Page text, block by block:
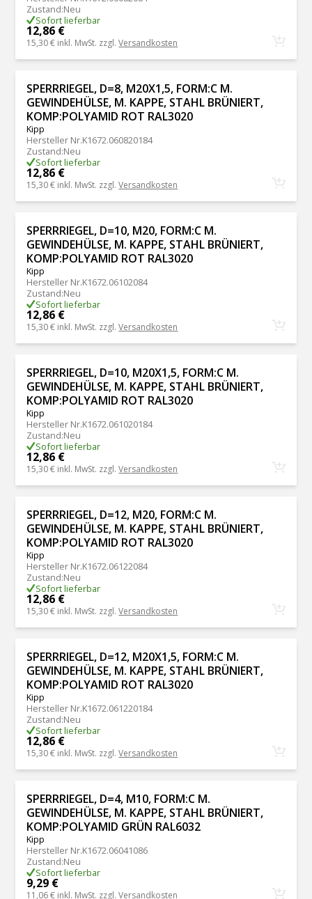
Zustand:Neu
Sofort lieferbar
12,86 €
15,30 € inkl. MwSt. zzgl.Versandkosten
SPERRRIEGEL, D=8, M20X1,5, FORM:C M.
GEWINDEHÜLSE, M. KAPPE, STAHL BRÜNIERT,
KOMP:POLYAMID ROT RAL3020
Kipp
Hersteller Nr.K1672.060820184
Zustand:Neu
Sofort lieferbar
12,86 €
15,30 € inkl. MwSt. zzgl.Versandkosten
SPERRRIEGEL, D=10, M20, FORM:C M.
GEWINDEHÜLSE, M. KAPPE, STAHL BRÜNIERT,
KOMP:POLYAMID ROT RAL3020
Kipp
Hersteller Nr.K1672.06102084
Zustand:Neu
Sofort lieferbar
12,86 €
15,30 € inkl. MwSt. zzgl.Versandkosten
SPERRRIEGEL, D=10, M20X1,5, FORM:C M.
GEWINDEHÜLSE, M. KAPPE, STAHL BRÜNIERT,
KOMP:POLYAMID ROT RAL3020
Kipp
Hersteller Nr.K1672.061020184
Zustand:Neu
Sofort lieferbar
12,86 €
15,30 € inkl. MwSt. zzgl.Versandkosten
SPERRRIEGEL, D=12, M20, FORM:C M.
GEWINDEHÜLSE, M. KAPPE, STAHL BRÜNIERT,
KOMP:POLYAMID ROT RAL3020
Kipp
Hersteller Nr.K1672.06122084
Zustand:Neu
Sofort lieferbar
12,86 €
15,30 € inkl. MwSt. zzgl.Versandkosten
SPERRRIEGEL, D=12, M20X1,5, FORM:C M.
GEWINDEHÜLSE, M. KAPPE, STAHL BRÜNIERT,
KOMP:POLYAMID ROT RAL3020
Kipp
Hersteller Nr.K1672.061220184
Zustand:Neu
Sofort lieferbar
12,86 €
15,30 € inkl. MwSt. zzgl.Versandkosten
SPERRRIEGEL, D=4, M10, FORM:C M.
GEWINDEHÜLSE, M. KAPPE, STAHL BRÜNIERT,
KOMP:POLYAMID GRÜN RAL6032
Kipp
Hersteller Nr.K1672.06041086
Zustand:Neu
Sofort lieferbar
9,29 €
11,06 € inkl. MwSt. zzgl.Versandkosten